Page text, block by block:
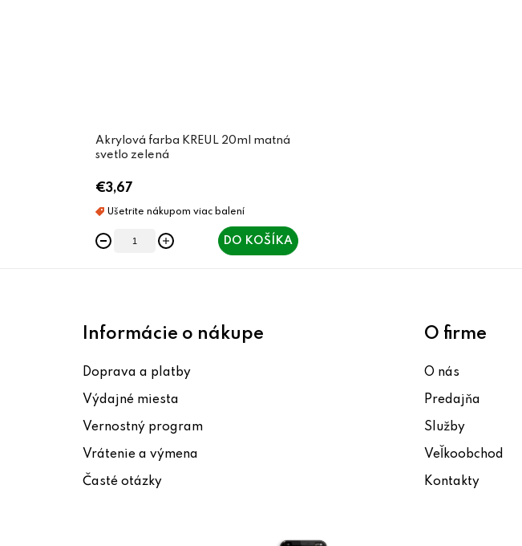
Akrylová farba KREUL 20ml matná
svetlo zelená
€3,67
DO KOŠÍKA
Informácie o nákupe
Doprava a platby
Výdajné miesta
Vernostný program
Vrátenie a výmena
Časté otázky
O firme
O nás
Predajňa
Služby
Veľkoobchod
Kontakty